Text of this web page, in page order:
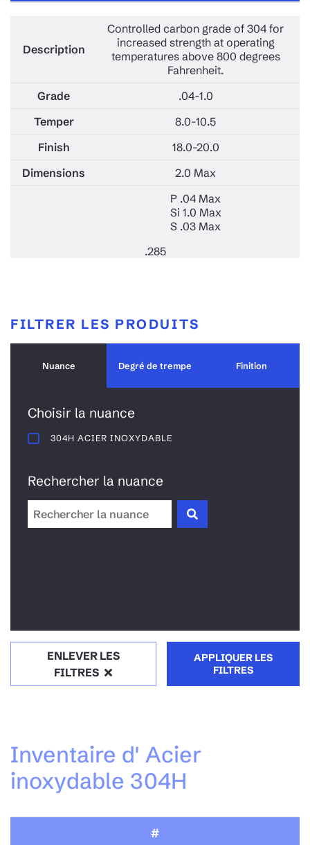
Controlled carbon grade of 304 for
increased strength at operating
temperatures above 800 degrees
Fahrenheit.
.04-1.0
8.0-10.5
18.0-20.0
2.0 Max
P .04 Max
Si 1.0 Max
S .03 Max
.285
FILTRER LES PRODUITS
Nuance Degré de trempe Finition
Choisir la nuance
304H ACIER INOXYDABLE
Rechercher la nuance
ENLEVER LES
FILTRES
APPLIQUER LES
FILTRES
Inventaire d' Acier
inoxydable 304H
#